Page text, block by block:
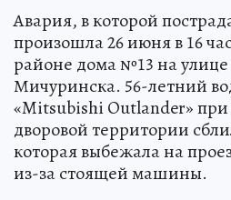
Авария, в которой
произошла 26 июня в 16
районе дома №13 на
Мичуринска. 56-летний
«Mitsubishi Outlander»
дворовой территории
которая выбежала на
из-за стоящей машины.